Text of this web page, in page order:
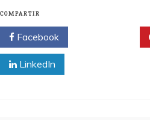
COMPARTIR
Facebook
LinkedIn